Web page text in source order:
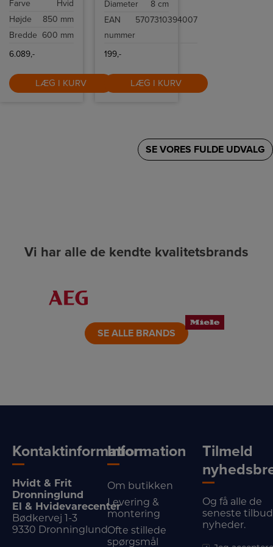
vaskemaskine
Ecobubble,
1400 o/min,
Hygiene Steam,
hurtigprogrammer
drift, designet til
effektiv, skånsom
hverdagsvask og
Farve
Hvid
Højde
850 mm
Bredde 600 mm
6.089,-
LÆG I KURV
fjernbetjeningen
tænde/slukke,
benytte
med 4, 6 eller 8
timer.
medfølger ikke.
Diameter
8 cm
EAN
nummer
5707310394007
199,-
LÆG I KURV
SE VORES FULDE UDVALG
Vi har alle de kendte kvalitetsbrands
LINK
SE ALLE BRANDS
Kontaktinformation
Hvidt & Frit
Dronninglund
El & Hvidevarecenter
Bødkervej 1-3
9330 Dronninglund
Information
Om butikken
Levering &
montering
Ofte stillede
spørgsmål
Tilmeld
Og få alle de
seneste
nyheder.